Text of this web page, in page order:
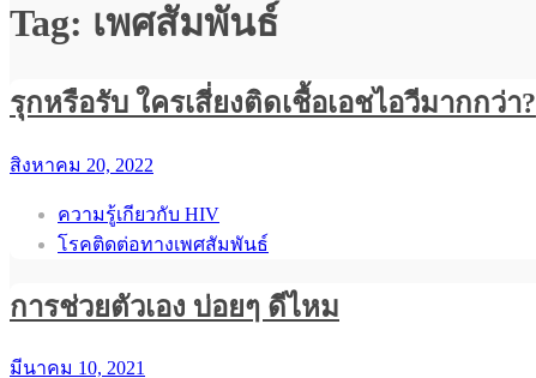
Tag: เพศสัมพันธ์
รุกหรือรับ ใครเสี่ยงติดเชื้อเอชไอวีมากกว่า?
สิงหาคม 20, 2022
ความรู้เกียวกับ HIV
โรคติดต่อทางเพศสัมพันธ์
การช่วยตัวเอง บ่อยๆ ดีไหม
มีนาคม 10, 2021